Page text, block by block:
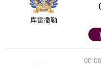
库雷撒勒
00:00